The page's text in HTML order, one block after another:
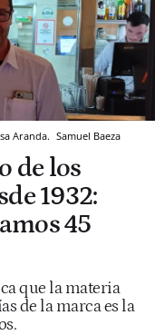
Aranda. Samuel Baeza
de los
1932:
45
que la materia
de la marca es la